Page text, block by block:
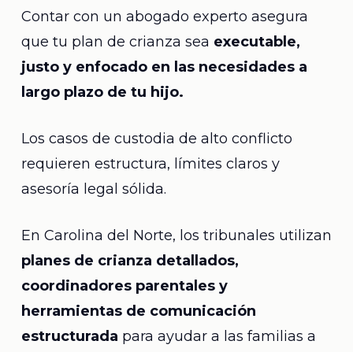
Contar con un abogado experto asegura
que tu plan de crianza sea executable,
justo y enfocado en las necesidades a
largo plazo de tu hijo.
Los casos de custodia de alto conflicto
requieren estructura, límites claros y
asesoría legal sólida.
En Carolina del Norte, los tribunales utilizan
planes de crianza detallados,
coordinadores parentales y
herramientas de comunicación
estructurada para ayudar a las familias a